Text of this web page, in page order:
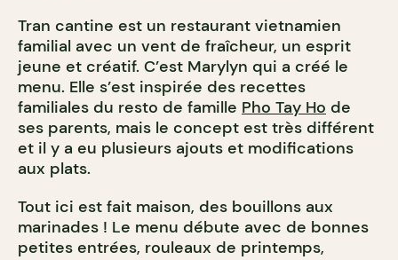
Tran cantine est un restaurant vietnamien
familial avec un vent de fraîcheur, un esprit
jeune et créatif. C’est Marylyn qui a créé le
menu. Elle s’est inspirée des recettes
familiales du resto de famille Pho Tay Ho de
ses parents, mais le concept est très différent
et il y a eu plusieurs ajouts et modifications
aux plats.
Tout ici est fait maison, des bouillons aux
marinades ! Le menu débute avec de bonnes
petites entrées, rouleaux de printemps,